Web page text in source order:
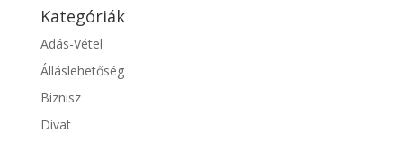
Kategóriák
Adás-Vétel
Álláslehetőség
Biznisz
Divat